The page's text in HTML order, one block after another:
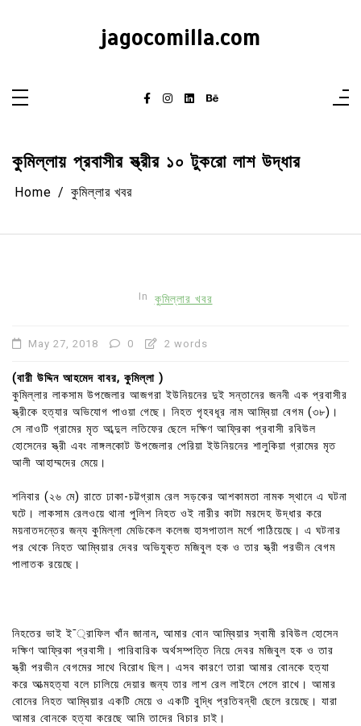
jagocomilla.com
কুমিল্লায় প্রবাসীর স্ত্রীর ১০ টুকরো লাশ উদ্ধার
Home কুমিল্লার খবর
In কুমিল্লার খবর
May 27, 2018 0 2 words
(বারী উদ্দিন আহমেদ বাবর, কুমিল্লা )
কুমিল্লার লাকসাম উপজেলার আজগরা ইউনিয়নের দুই সন্তানের জননী এক প্রবাসীর
স্ত্রীকে হত্যার অভিযোগ পাওয়া গেছে। নিহত গৃহবধূর নাম আম্বিয়া বেগম (৩৮)।
সে নাওটি গ্রামের মৃত আব্দুল লতিফের ছেলে দক্ষিণ আফ্রিকা প্রবাসী রবিউল
হোসেনের স্ত্রী এবং নাঙ্গলকোট উপজেলার পেরিয়া ইউনিয়নের শালুকিয়া গ্রামের মৃত
আলী আহাম্মদের মেয়ে।
শনিবার (২৬ মে) রাতে ঢাকা-চট্টগ্রাম রেল সড়কের আশকামতা নামক স্থানে এ ঘটনা
ঘটে। লাকসাম রেলওয়ে থানা পুলিশ নিহত ওই নারীর কাটা মরদেহ উদ্ধার করে
ময়নাতদন্তের জন্য কুমিল্লা মেডিকেল কলেজ হাসপাতাল মর্গে পাঠিয়েছে। এ ঘটনার
পর থেকে নিহত আম্বিয়ার দেবর অভিযুক্ত মজিবুল হক ও তার স্ত্রী পরভীন বেগম
পালাতক রয়েছে।
নিহতের ভাই ই¯্রাফিল খাঁন জানান, আমার বোন আম্বিয়ার স্বামী রবিউল হোসেন
দক্ষিণ আফ্রিকা প্রবাসী। পারিবারিক অর্থসম্পত্তি নিয়ে দেবর মজিবুল হক ও তার
স্ত্রী পরভীন বেগমের সাথে বিরোধ ছিল। এসব কারণে তারা আমার বোনকে হত্যা
করে আত্মহত্যা বলে চালিয়ে দেয়ার জন্য তার লাশ রেল লাইনে পেলে রাখে। আমার
বোনের নিহত আম্বিয়ার একটি মেয়ে ও একটি বুদ্ধি প্রতিবন্ধী ছেলে রয়েছে। যারা
আমার বোনকে হত্যা করেছে আমি তাদের বিচার চাই।